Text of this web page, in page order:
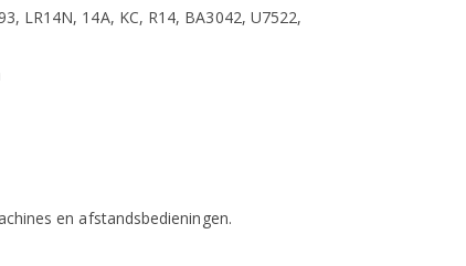
LR14N, 14A, KC, R14, BA3042, U7522,
en afstandsbedieningen.